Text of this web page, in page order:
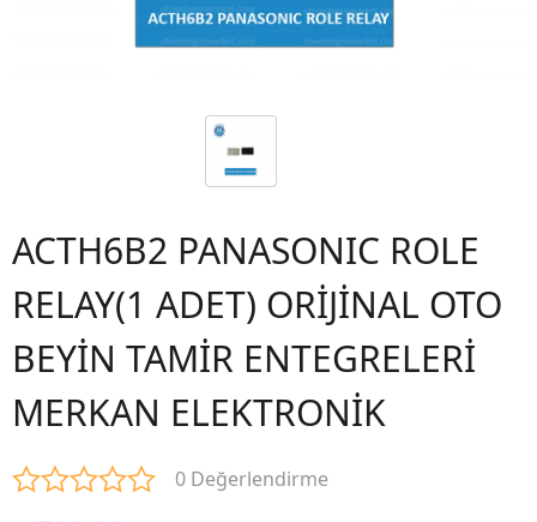
ACTH6B2 PANASONIC ROLE
RELAY(1 ADET) ORİJİNAL OTO
BEYİN TAMİR ENTEGRELERİ
MERKAN ELEKTRONİK
0 Değerlendirme